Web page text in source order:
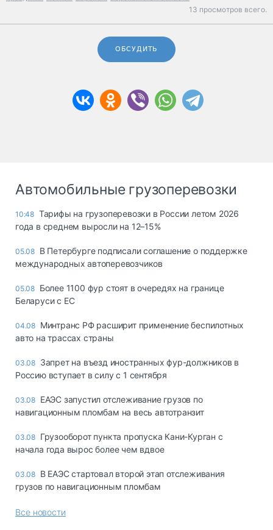
13 просмотров всего.
ОБСУДИТЬ
Автомобильные грузоперевозки
10:48 Тарифы на грузоперевозки в России летом 2026
года в среднем выросли на 12–15%
05.08 В Петербурге подписали соглашение о поддержке
международных автоперевозчиков
05.08 Более 1100 фур стоят в очередях на границе
Беларуси с ЕС
04.08 Минтранс РФ расширит применение беспилотных
авто на трассах страны
03.08 Запрет на въезд иностранных фур-должников в
Россию вступает в силу с 1 сентября
03.08 ЕАЭС запустил отслеживание грузов по
навигационным пломбам на весь автотранзит
03.08 Грузооборот пункта пропуска Кани-Курган с
начала года вырос более чем вдвое
03.08 В ЕАЭС стартовал второй этап отслеживания
грузов по навигационным пломбам
Все новости